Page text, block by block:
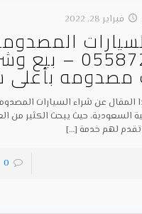
فبراير 28, 2022
0558722755 –
مصدومه بأعلى
المقال عن شراء السيارات
السعودية، حيث يبحث الكثير من
تقدم لهم خدمة […]
0